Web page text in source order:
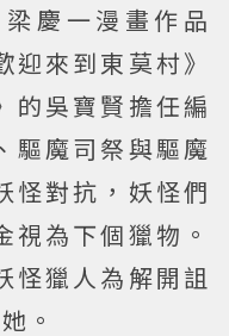
慶一漫畫作品
迎來到東莫村》
的吳寶賢擔任編
驅魔司祭與驅魔
怪對抗，妖怪們
視為下個獵物。
怪獵人為解開詛
。